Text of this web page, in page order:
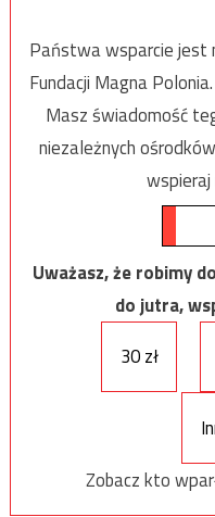
Państwa wsparcie jest
Fundacji Magna Polonia.
Masz świadomość
niezależnych
Uważasz, że robimy
do jutra,
30 zł
Zobacz kto